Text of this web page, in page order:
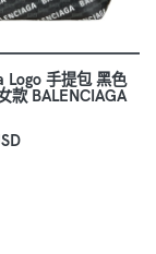
Logo 手提包 黑色
款 BALENCIAGA